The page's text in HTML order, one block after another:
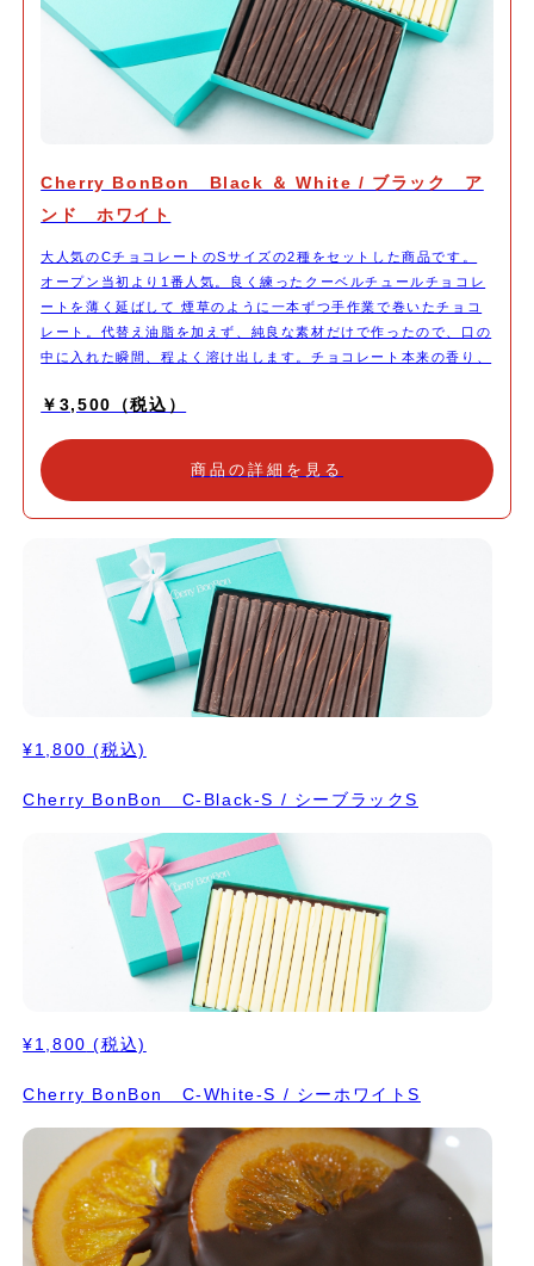
Cherry BonBon Black ＆ White / ブラック ア
ンド ホワイト
大人気のCチョコレートのSサイズの2種をセットした商品です。
オープン当初より1番人気。良く練ったクーベルチュールチョコレ
ートを薄く延ばして 煙草のように一本ずつ手作業で巻いたチョコ
レート。代替え油脂を加えず、純良な素材だけで作ったので、口の
中に入れた瞬間、程よく溶け出します。チョコレート本来の香り、
￥3,500（税込）
商品の詳細を見る
¥1,800 (税込)
Cherry BonBon C-Black-S / シーブラックS
¥1,800 (税込)
Cherry BonBon C-White-S / シーホワイトS